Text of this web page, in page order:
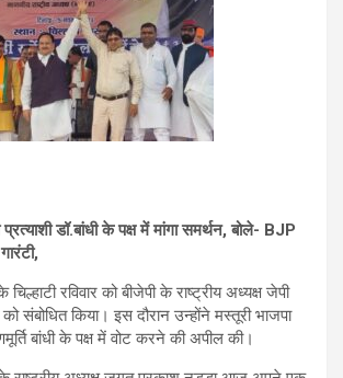
डॉ.बांधी के पक्ष में मांगा समर्थन, बोले- BJP
चिल्हाटी रविवार को बीजेपी के राष्ट्रीय अध्यक्ष जेपी
संबोधित किया। इस दौरान उन्होंने मस्तूरी भाजपा
बांधी के पक्ष में वोट करने की अपील की।